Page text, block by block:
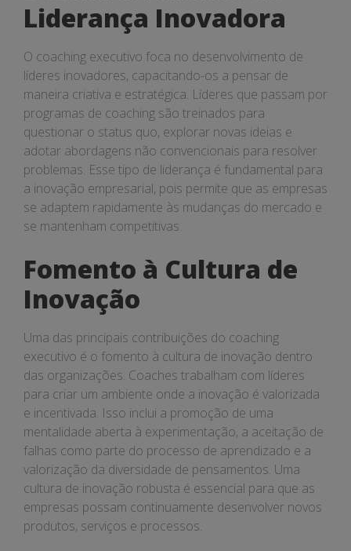
Liderança Inovadora
O coaching executivo foca no desenvolvimento de
líderes inovadores, capacitando-os a pensar de
maneira criativa e estratégica. Líderes que passam por
programas de coaching são treinados para
questionar o status quo, explorar novas ideias e
adotar abordagens não convencionais para resolver
problemas. Esse tipo de liderança é fundamental para
a inovação empresarial, pois permite que as empresas
se adaptem rapidamente às mudanças do mercado e
se mantenham competitivas.
Fomento à Cultura de
Inovação
Uma das principais contribuições do coaching
executivo é o fomento à cultura de inovação dentro
das organizações. Coaches trabalham com líderes
para criar um ambiente onde a inovação é valorizada
e incentivada. Isso inclui a promoção de uma
mentalidade aberta à experimentação, a aceitação de
falhas como parte do processo de aprendizado e a
valorização da diversidade de pensamentos. Uma
cultura de inovação robusta é essencial para que as
empresas possam continuamente desenvolver novos
produtos, serviços e processos.